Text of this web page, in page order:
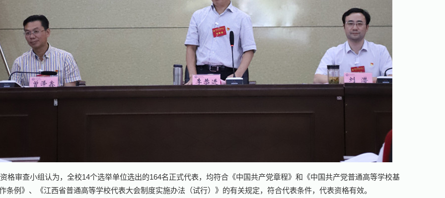
格审查小组认为，全校14个选举单位选出的164名正式代表，均符合《中国共产党章程》和《中国共产党普通高等学校基
条例》、《江西省普通高等学校代表大会制度实施办法（试行）》的有关规定，符合代表条件，代表资格有效。